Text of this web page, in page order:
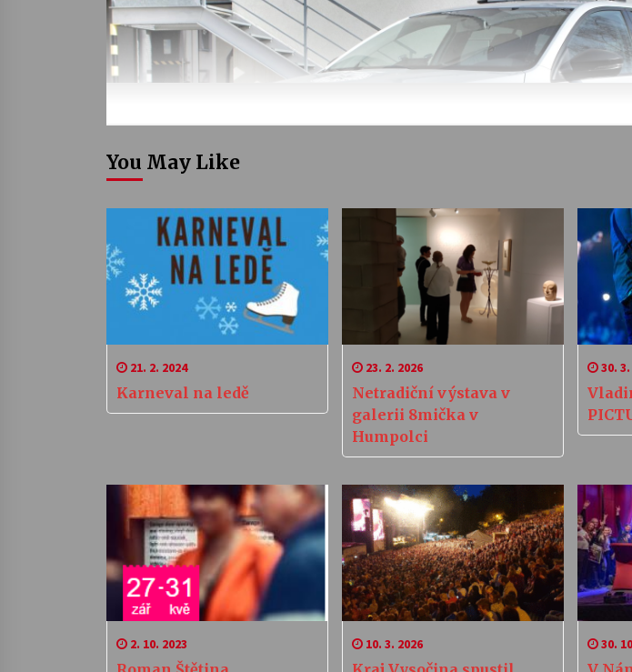
You May Like
21. 2. 2024
Karneval na ledě
23. 2. 2026
Netradiční výstava v
galerii 8mička v
Humpolci
30. 3.
2. 10. 2023 10. 3. 2026 30.